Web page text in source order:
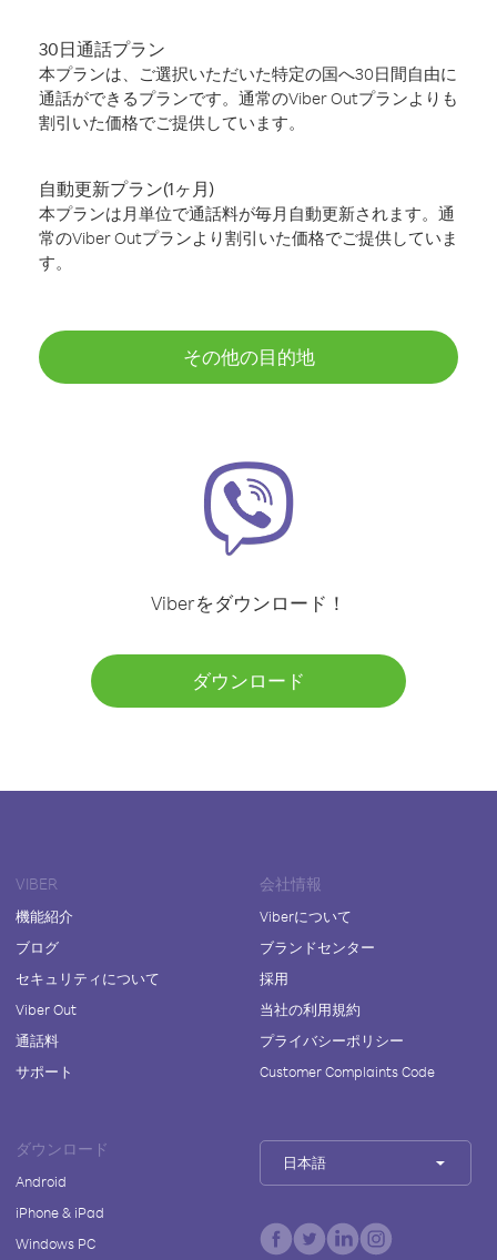
30日通話プラン
本プランは、ご選択いただいた特定の国へ30日間自由に
通話ができるプランです。通常のViber Outプランよりも
割引いた価格でご提供しています。
自動更新プラン(1ヶ月)
本プランは月単位で通話料が毎月自動更新されます。通
常のViber Outプランより割引いた価格でご提供していま
す。
その他の目的地
Viberをダウンロード！
ダウンロード
VIBER
機能紹介
ブログ
セキュリティについて
Viber Out
通話料
サポート
会社情報
Viberについて
ブランドセンター
採用
当社の利用規約
プライバシーポリシー
Customer Complaints Code
ダウンロード
Android
iPhone & iPad
Windows PC
日本語